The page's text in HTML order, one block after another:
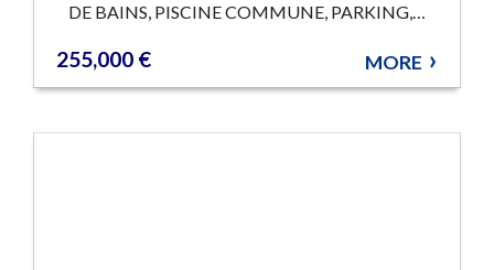
DE BAINS, PISCINE COMMUNE, PARKING,…
255,000 € MORE